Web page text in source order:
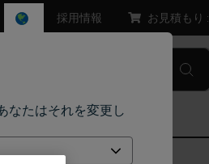
なたはそれを変更し
採用情報 お見積もり :
問い合わせ